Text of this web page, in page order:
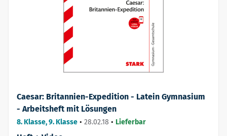
Caesar: Britannien-Expedition - Latein Gymnasium
- Arbeitsheft mit Lösungen
8. Klasse, 9. Klasse • 28.02.18 • Lieferbar